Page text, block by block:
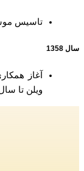
تاسيس
سال 1358
آغاز
ويلن تا سال